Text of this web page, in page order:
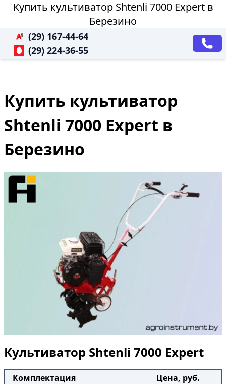
Купить культиватор Shtenli 7000 Expert в
Березино
(29) 167-44-64
(29) 224-36-55
Купить культиватор
Shtenli 7000 Expert в
Березино
Культиватор Shtenli 7000 Expert
Комплектация
Цена, руб.